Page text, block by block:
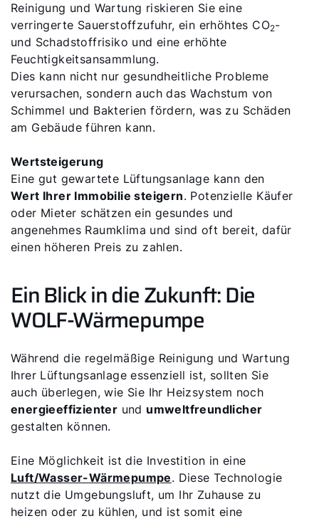
Reinigung und Wartung riskieren Sie eine
verringerte Sauerstoffzufuhr, ein erhöhtes CO2-
und Schadstoffrisiko und eine erhöhte
Feuchtigkeitsansammlung.
Dies kann nicht nur gesundheitliche Probleme
verursachen, sondern auch das Wachstum von
Schimmel und Bakterien fördern, was zu Schäden
am Gebäude führen kann.
Wertsteigerung
Eine gut gewartete Lüftungsanlage kann den
Wert Ihrer Immobilie steigern. Potenzielle Käufer
oder Mieter schätzen ein gesundes und
angenehmes Raumklima und sind oft bereit, dafür
einen höheren Preis zu zahlen.
Ein Blick in die Zukunft: Die
WOLF-Wärmepumpe
Während die regelmäßige Reinigung und Wartung
Ihrer Lüftungsanlage essenziell ist, sollten Sie
auch überlegen, wie Sie Ihr Heizsystem noch
energieeffizienter und umweltfreundlicher
gestalten können.
Eine Möglichkeit ist die Investition in eine
Luft/Wasser-Wärmepumpe. Diese Technologie
nutzt die Umgebungsluft, um Ihr Zuhause zu
heizen oder zu kühlen, und ist somit eine